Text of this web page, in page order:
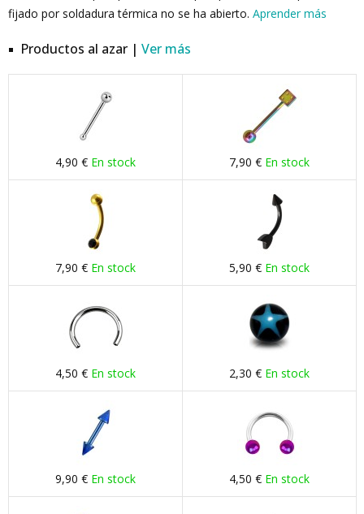
fijado por soldadura térmica no se ha abierto. Aprender más
Productos al azar | Ver más
4,90 € En stock 7,90 € En stock
7,90 € En stock 5,90 € En stock
4,50 € En stock 2,30 € En stock
9,90 € En stock 4,50 € En stock